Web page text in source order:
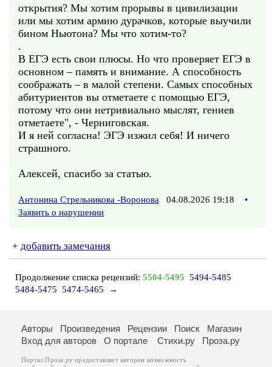
открытия? Мы хотим прорывы в цивилизации
или мы хотим армию дурачков, которые выучили
бином Ньютона? Мы что хотим-то?
.
В ЕГЭ есть свои плюсы. Но что проверяет ЕГЭ в
основном – память и внимание. А способность
соображать – в малой степени. Самых способных
абитуриентов вы отметаете с помощью ЕГЭ,
потому что они нетривиально мыслят, гениев
отметаете", - Черниговская.
И я ней согласна! ЭГЭ изжил себя! И ничего
страшного.
Алексей, спасибо за статью.
Антонина Стрельникова -Воронова 04.08.2026 19:18
•
Заявить о нарушении
+ добавить замечания
Продолжение списка рецензий: 5504-5495 5494-5485
5484-5475 5474-5465 →
Авторы Произведения Рецензии Поиск
Магазин
Вход для авторов
О портале Стихи.ру Проза.ру
Портал Проза.ру предоставляет авторам возможность